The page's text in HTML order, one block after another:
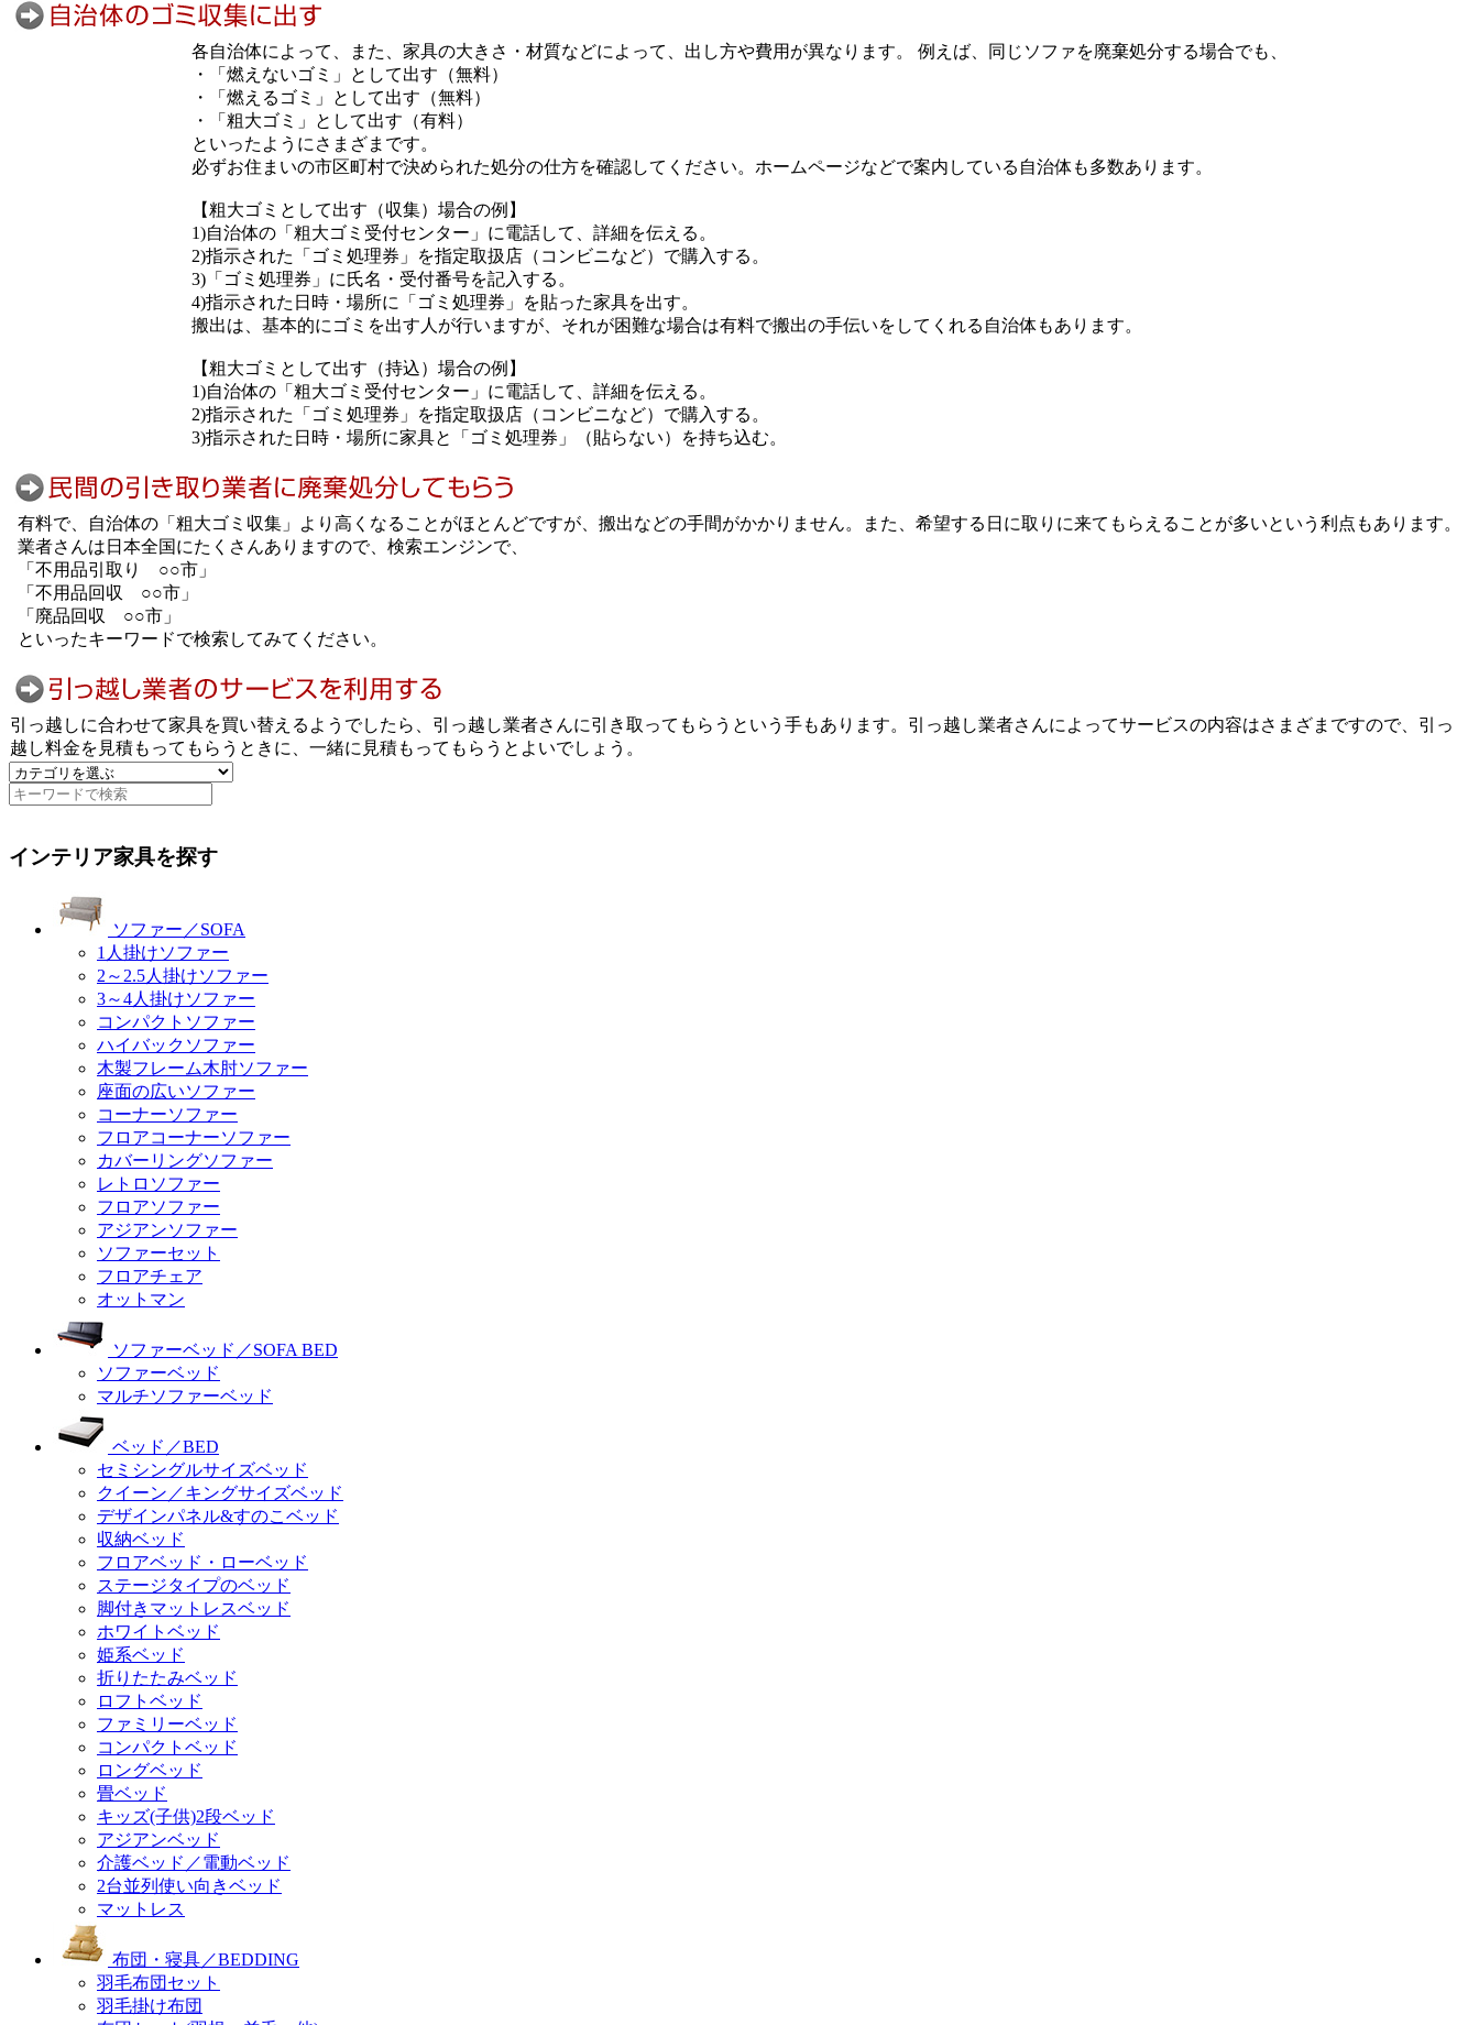
各自治体によって、また、家具の大きさ・材質などによって、出し方や費用が異なります。 例えば、同じソファを廃棄処分する場合でも、
・「燃えないゴミ」として出す（無料）
・「燃えるゴミ」として出す（無料）
・「粗大ゴミ」として出す（有料）
といったようにさまざまです。
必ずお住まいの市区町村で決められた処分の仕方を確認してください。ホームページなどで案内している自治体も多数あります。
【粗大ゴミとして出す（収集）場合の例】
1)自治体の「粗大ゴミ受付センター」に電話して、詳細を伝える。
2)指示された「ゴミ処理券」を指定取扱店（コンビニなど）で購入する。
3)「ゴミ処理券」に氏名・受付番号を記入する。
4)指示された日時・場所に「ゴミ処理券」を貼った家具を出す。
搬出は、基本的にゴミを出す人が行いますが、それが困難な場合は有料で搬出の手伝いをしてくれる自治体もあります。
【粗大ゴミとして出す（持込）場合の例】
1)自治体の「粗大ゴミ受付センター」に電話して、詳細を伝える。
2)指示された「ゴミ処理券」を指定取扱店（コンビニなど）で購入する。
3)指示された日時・場所に家具と「ゴミ処理券」（貼らない）を持ち込む。
有料で、自治体の「粗大ゴミ収集」より高くなることがほとんどですが、搬出などの手間がかかりません。また、希望する日に取りに来てもらえることが多いという利点もあります。
業者さんは日本全国にたくさんありますので、検索エンジンで、
「不用品引取り ○○市」
「不用品回収 ○○市」
「廃品回収 ○○市」
といったキーワードで検索してみてください。
引っ越しに合わせて家具を買い替えるようでしたら、引っ越し業者さんに引き取ってもらうという手もあります。引っ越し業者さんによってサービスの内容はさまざまですので、引っ
越し料金を見積もってもらうときに、一緒に見積もってもらうとよいでしょう。
インテリア家具を探す
ソファー／SOFA
1人掛けソファー
2～2.5人掛けソファー
3～4人掛けソファー
コンパクトソファー
ハイバックソファー
木製フレーム木肘ソファー
座面の広いソファー
コーナーソファー
フロアコーナーソファー
カバーリングソファー
レトロソファー
フロアソファー
アジアンソファー
ソファーセット
フロアチェア
オットマン
ソファーベッド／SOFA BED
ソファーベッド
マルチソファーベッド
ベッド／BED
セミシングルサイズベッド
クイーン／キングサイズベッド
デザインパネル&すのこベッド
収納ベッド
フロアベッド・ローベッド
ステージタイプのベッド
脚付きマットレスベッド
ホワイトベッド
姫系ベッド
折りたたみベッド
ロフトベッド
ファミリーベッド
コンパクトベッド
ロングベッド
畳ベッド
キッズ(子供)2段ベッド
アジアンベッド
介護ベッド／電動ベッド
2台並列使い向きベッド
マットレス
布団・寝具／BEDDING
羽毛布団セット
羽毛掛け布団